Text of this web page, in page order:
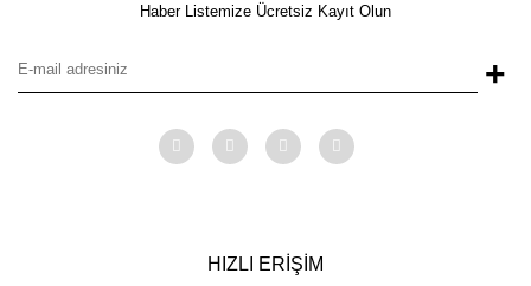
Haber Listemize Ücretsiz Kayıt Olun
+
HIZLI ERİŞİM